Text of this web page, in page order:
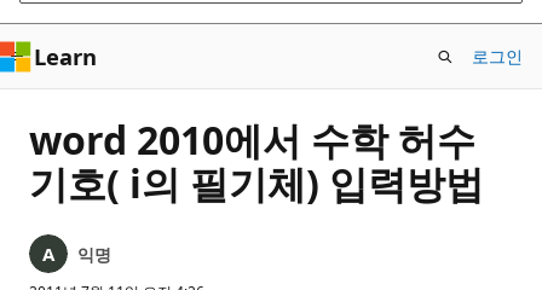
Learn 로그인
word 2010에서 수학 허수
기호( i의 필기체) 입력방법
익명